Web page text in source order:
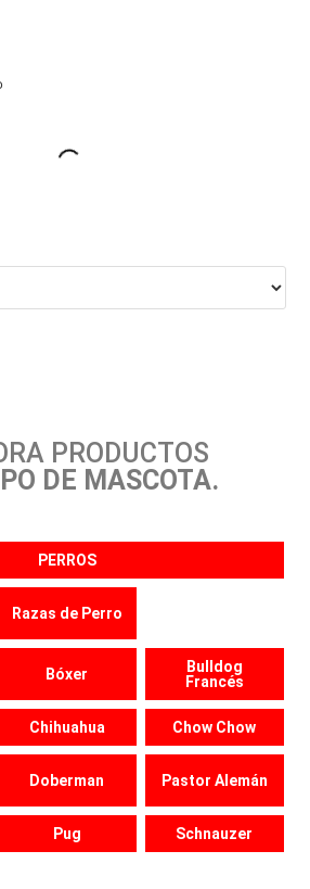
PRODUCTOS
DE MASCOTA.
PERROS
Razas de Perro
Bóxer
Bulldog
Francés
Chihuahua Chow Chow
Doberman Pastor Alemán
Pug Schnauzer